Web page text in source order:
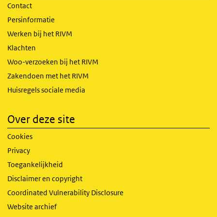
Contact
Persinformatie
Werken bij het RIVM
Klachten
Woo-verzoeken bij het RIVM
Zakendoen met het RIVM
Huisregels sociale media
Over deze site
Cookies
Privacy
Toegankelijkheid
Disclaimer en copyright
Coordinated Vulnerability Disclosure
Website archief